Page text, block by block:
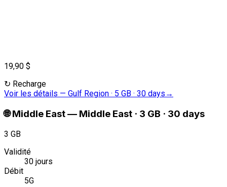
19,90 $
↻ Recharge
Voir les détails — Gulf Region · 5 GB · 30 days →
🌐 Middle East— Middle East · 3 GB · 30 days
3 GB
Validité
30 jours
Débit
5G